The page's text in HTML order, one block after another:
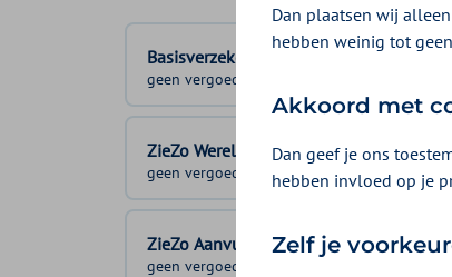
Basisverzekering
geen vergoeding
ZieZo Wereld & Tandongeval
geen vergoeding
ZieZo Aanvullend 1
geen vergoeding
Dan plaatsen wij
hebben weinig tot
Akkoord met
Dan geef je ons
hebben invloed op je
Zelf je